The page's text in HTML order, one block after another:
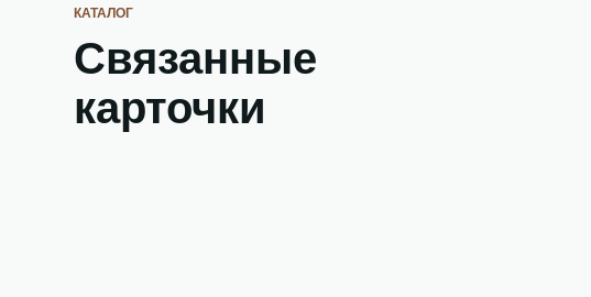
КАТАЛОГ
Связанные
карточки